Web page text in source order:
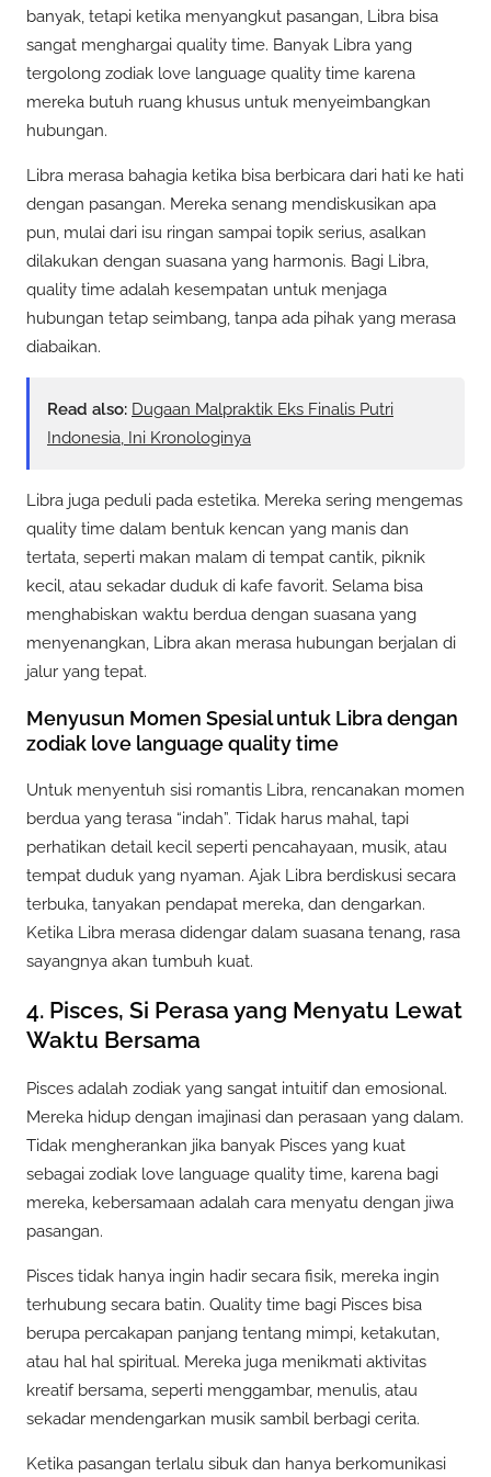
banyak, tetapi ketika menyangkut pasangan, Libra bisa
sangat menghargai quality time. Banyak Libra yang
tergolong zodiak love language quality time karena
mereka butuh ruang khusus untuk menyeimbangkan
hubungan.
Libra merasa bahagia ketika bisa berbicara dari hati ke hati
dengan pasangan. Mereka senang mendiskusikan apa
pun, mulai dari isu ringan sampai topik serius, asalkan
dilakukan dengan suasana yang harmonis. Bagi Libra,
quality time adalah kesempatan untuk menjaga
hubungan tetap seimbang, tanpa ada pihak yang merasa
diabaikan.
Read also: Dugaan Malpraktik Eks Finalis Putri
Indonesia, Ini Kronologinya
Libra juga peduli pada estetika. Mereka sering mengemas
quality time dalam bentuk kencan yang manis dan
tertata, seperti makan malam di tempat cantik, piknik
kecil, atau sekadar duduk di kafe favorit. Selama bisa
menghabiskan waktu berdua dengan suasana yang
menyenangkan, Libra akan merasa hubungan berjalan di
jalur yang tepat.
Menyusun Momen Spesial untuk Libra dengan
zodiak love language quality time
Untuk menyentuh sisi romantis Libra, rencanakan momen
berdua yang terasa “indah”. Tidak harus mahal, tapi
perhatikan detail kecil seperti pencahayaan, musik, atau
tempat duduk yang nyaman. Ajak Libra berdiskusi secara
terbuka, tanyakan pendapat mereka, dan dengarkan.
Ketika Libra merasa didengar dalam suasana tenang, rasa
sayangnya akan tumbuh kuat.
4. Pisces, Si Perasa yang Menyatu Lewat
Waktu Bersama
Pisces adalah zodiak yang sangat intuitif dan emosional.
Mereka hidup dengan imajinasi dan perasaan yang dalam.
Tidak mengherankan jika banyak Pisces yang kuat
sebagai zodiak love language quality time, karena bagi
mereka, kebersamaan adalah cara menyatu dengan jiwa
pasangan.
Pisces tidak hanya ingin hadir secara fisik, mereka ingin
terhubung secara batin. Quality time bagi Pisces bisa
berupa percakapan panjang tentang mimpi, ketakutan,
atau hal hal spiritual. Mereka juga menikmati aktivitas
kreatif bersama, seperti menggambar, menulis, atau
sekadar mendengarkan musik sambil berbagi cerita.
Ketika pasangan terlalu sibuk dan hanya berkomunikasi